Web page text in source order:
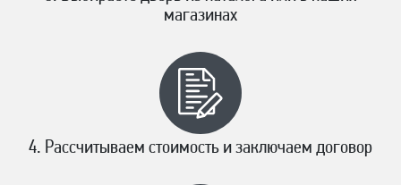
магазинах
Рассчитываем стоимость и заключаем договор